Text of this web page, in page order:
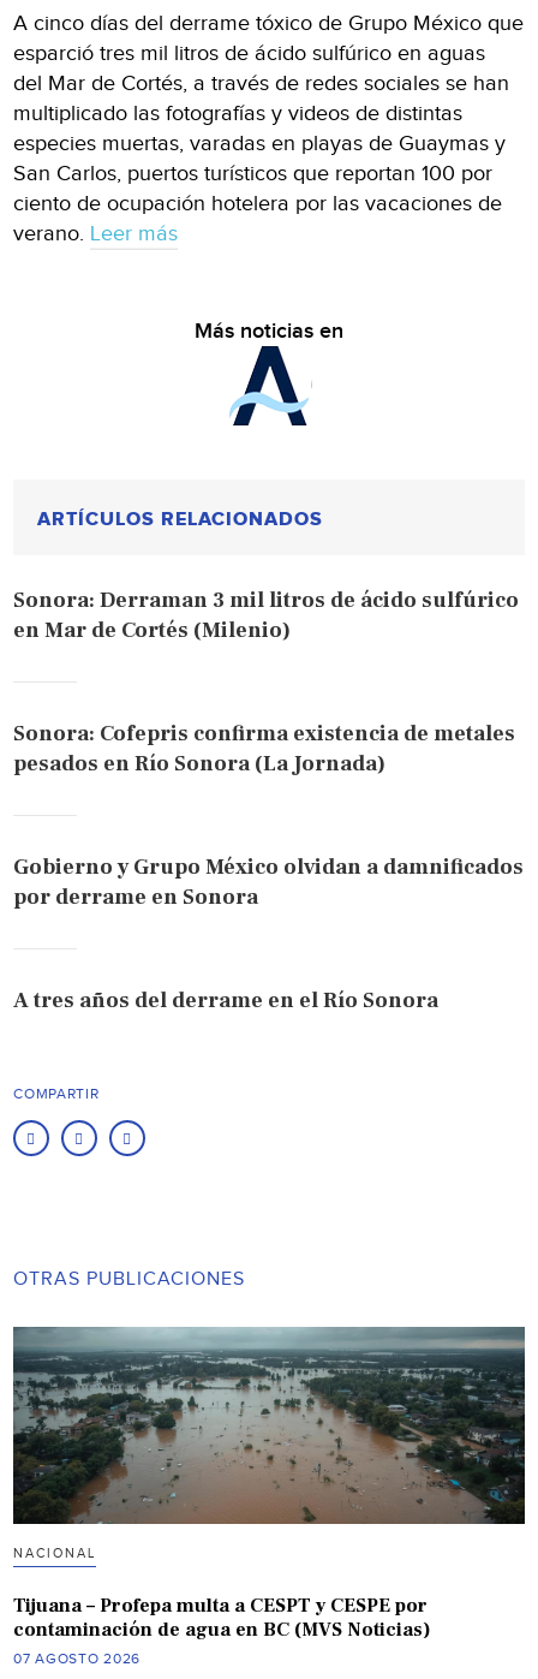
A cinco días del derrame tóxico de Grupo México que
esparció tres mil litros de ácido sulfúrico en aguas
del Mar de Cortés, a través de redes sociales se han
multiplicado las fotografías y videos de distintas
especies muertas, varadas en playas de Guaymas y
San Carlos, puertos turísticos que reportan 100 por
ciento de ocupación hotelera por las vacaciones de
verano. Leer más
Más noticias en
ARTÍCULOS RELACIONADOS
Sonora: Derraman 3 mil litros de ácido sulfúrico
en Mar de Cortés (Milenio)
Sonora: Cofepris confirma existencia de metales
pesados en Río Sonora (La Jornada)
Gobierno y Grupo México olvidan a damnificados
por derrame en Sonora
A tres años del derrame en el Río Sonora
COMPARTIR
OTRAS PUBLICACIONES
NACIONAL
Tijuana – Profepa multa a CESPT y CESPE por
contaminación de agua en BC (MVS Noticias)
07 AGOSTO 2026